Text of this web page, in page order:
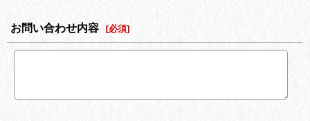
お問い合わせ内容 [必須]